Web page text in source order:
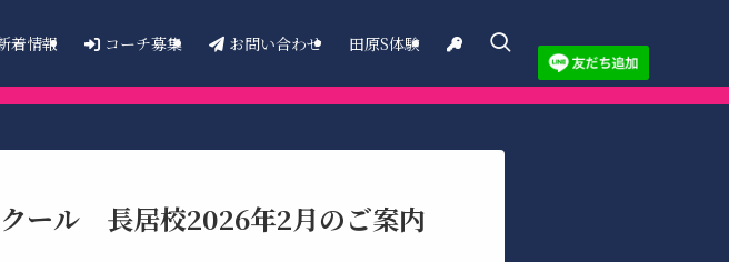
着情報 コーチ募集 お問い合わせ 田原S体験
ール 長居校2026年2月のご案内